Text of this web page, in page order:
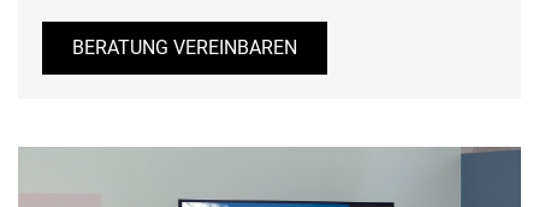
BERATUNG VEREINBAREN